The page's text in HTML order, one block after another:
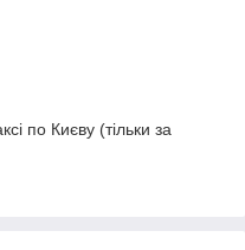
по Києву (тільки за